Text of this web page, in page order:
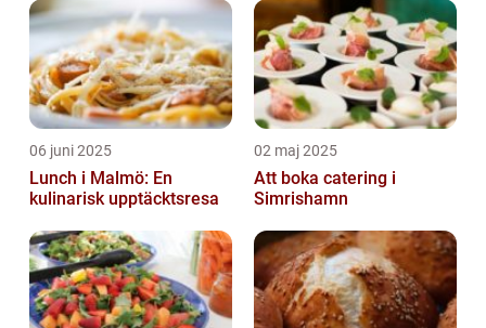
06 juni 2025
Lunch i Malmö: En
kulinarisk upptäcktsresa
02 maj 2025
Att boka catering i
Simrishamn